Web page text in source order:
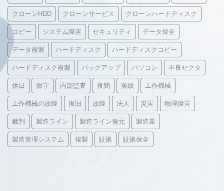
クローンHDD クローンサービス クローンハードディスク
コピー システム障害 セキュリティ データ保全
データ複製 ハードディスク ハードディスクコピー
ハードディスク複製 バックアップ パソコン 不良セクタ
休日 保守 内部監査 夜間 実績 工作機械
工作機械の故障 復旧 故障 法人 災害 物理障害
裁判 製造ライン 製造ライン復元 製造業
製造管理システム 複製 証拠 証拠保全